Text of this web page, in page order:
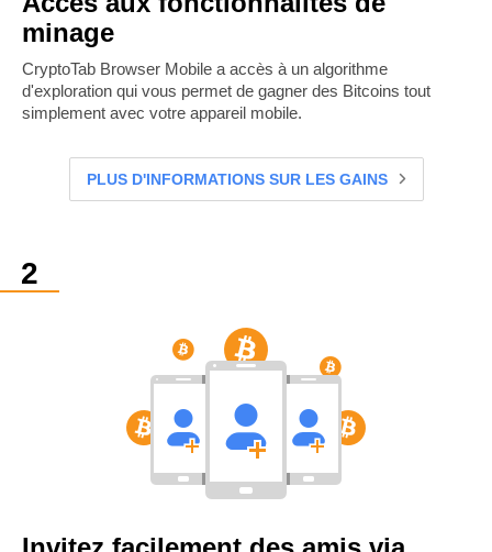
minage
CryptoTab Browser Mobile a accès à un algorithme
d'exploration qui vous permet de gagner des Bitcoins tout
simplement avec votre appareil mobile.
PLUS D'INFORMATIONS SUR LES GAINS